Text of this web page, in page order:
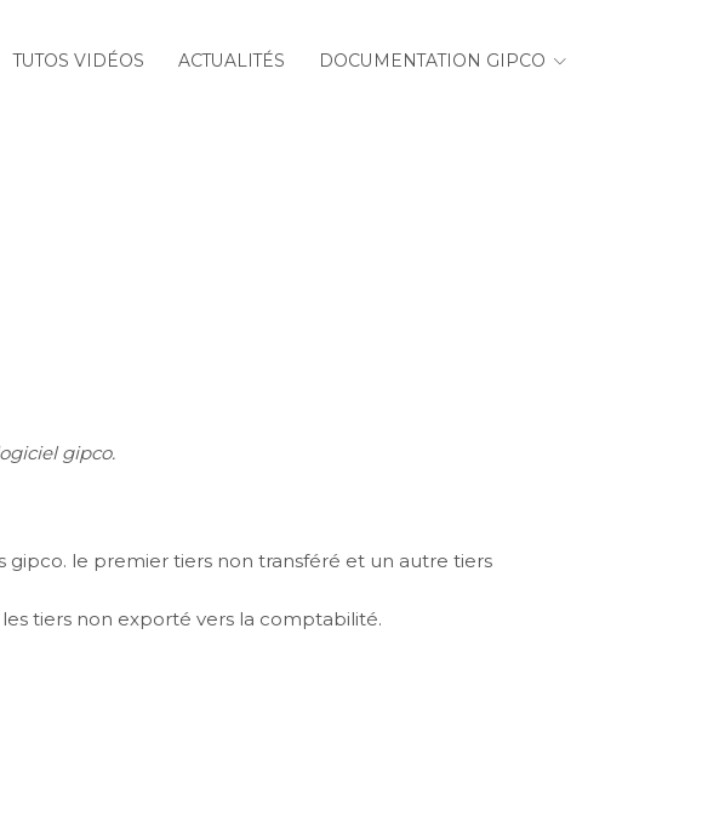
TUTOS VIDÉOS ACTUALITÉS DOCUMENTATION GIPCO
gipco.
le premier tiers non transféré et un autre tiers
tiers non exporté vers la comptabilité.